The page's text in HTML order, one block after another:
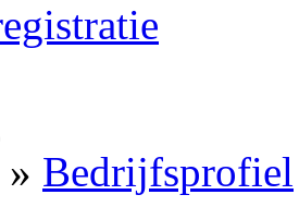
» Bedrijfsprofiel